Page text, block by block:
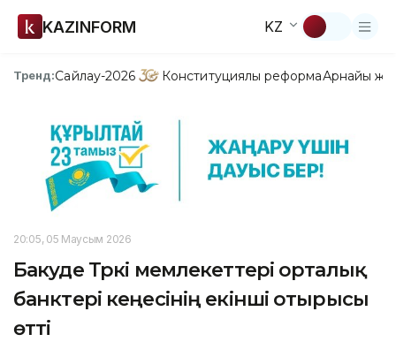
KAZINFORM KZ
Тренд:Сайлау-2026 Конституциялық реформаАрнайы
20:05, 05 Маусым 2026
Бакуде Түркі мемлекеттері орталық
банктері кеңесінің екінші отырысы
өтті